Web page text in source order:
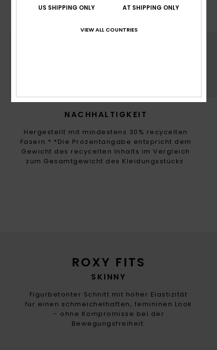
ROXY FITS
SKINNY
Figurbetonter Schnitt mit hoher Elastizität
für einen schmeichelhaften, femininen Look
– ohne Kompromisse bei der
Bewegungsfreiheit.
Umwelttoxizität.
NACHHALTIGKEIT
Hergestellt mit mindestens 30% recycelten
Fasern.* *Die Prozentangabe entspricht dem
Gewicht des recycelten Inhalts im Vergleich
zum Gesamtgewicht des Kleidungsstücks.
US SHIPPING ONLY AT SHIPPING ONLY
VIEW ALL COUNTRIES